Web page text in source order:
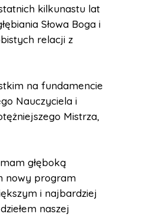
kilkunastu lat
Słowa Boga i
relacji z
na fundamencie
Nauczyciela i
Mistrza,
głęboką
nowy program
i najbardziej
naszej